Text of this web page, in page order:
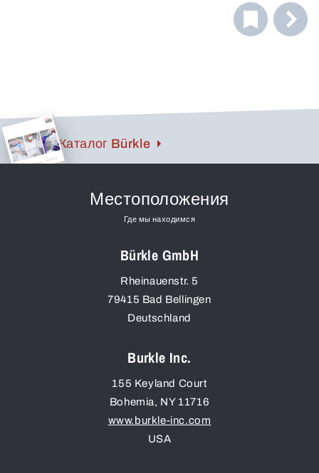
Каталог Bürkle
Местоположения
Где мы находимся
Bürkle GmbH
Rheinauenstr. 5
79415 Bad Bellingen
Deutschland
Burkle Inc.
155 Keyland Court
Bohemia, NY 11716
www.burkle-inc.com
USA